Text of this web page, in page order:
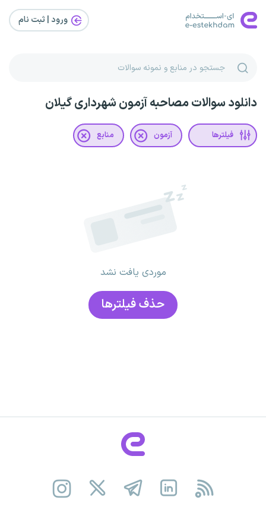
ورود | ثبت‌ نام
دانلود سوالات مصاحبه آزمون شهرداری گیلان
فیلترها آزمون منابع
موردی یافت نشد
حذف فیلتر‌ها